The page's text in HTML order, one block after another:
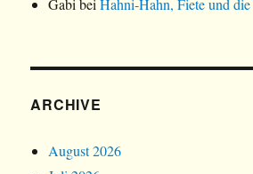
Gabi beiHahni-Hahn, Fiete und
ARCHIVE
August 2026